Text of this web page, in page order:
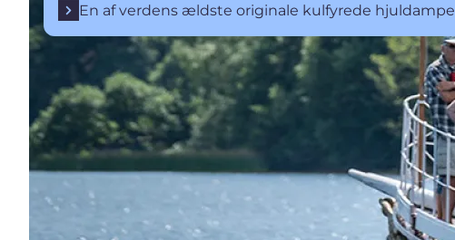
En af verdens ældste originale kulfyrede hjuldampe